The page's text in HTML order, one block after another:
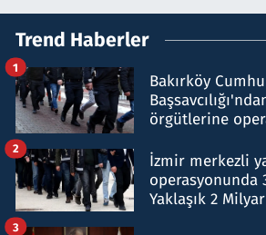
Trend Haberler
Bakırköy
örgütlerine
1
İzmir merkezli
operasyonunda
Yaklaşık 2
2
3